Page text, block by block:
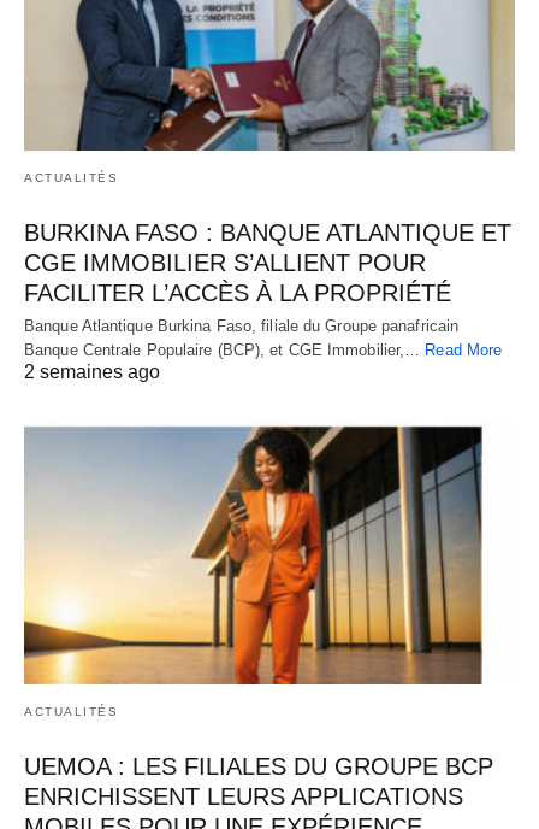
ACTUALITÉS
BURKINA FASO : BANQUE ATLANTIQUE ET
CGE IMMOBILIER S’ALLIENT POUR
FACILITER L’ACCÈS À LA PROPRIÉTÉ
Banque Atlantique Burkina Faso, filiale du Groupe panafricain
Banque Centrale Populaire (BCP), et CGE Immobilier,…
Read More
2 semaines ago
ACTUALITÉS
UEMOA : LES FILIALES DU GROUPE BCP
ENRICHISSENT LEURS APPLICATIONS